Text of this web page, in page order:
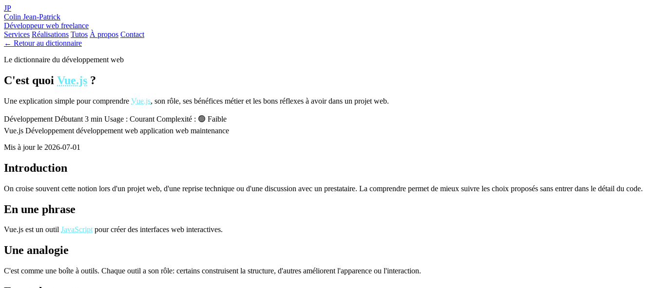
JP
Colin Jean-Patrick
Développeur web freelance
Services Réalisations Tutos À propos Contact
← Retour au dictionnaire
Le dictionnaire du développement web
C'est quoi Vue.js ?
Une explication simple pour comprendre Vue.js, son rôle, ses bénéfices métier et les bons réflexes à avoir dans un projet web.
Développement Débutant 3 min Usage : Courant Complexité : 🟢 Faible
Vue.js Développement développement web application web maintenance
Mis à jour le 2026-07-01
Introduction
On croise souvent cette notion lors d'un projet web, d'une reprise technique ou d'une discussion avec un prestataire. La comprendre permet de mieux suivre les choix proposés sans entrer dans le détail du code.
En une phrase
Vue.js est un outil JavaScriptpour créer des interfaces web interactives.
Une analogie
C'est comme une boîte à outils. Chaque outil a son rôle: certains construisent la structure, d'autres améliorent l'apparence ou l'interaction.